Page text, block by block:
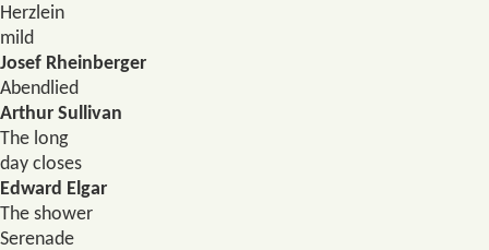
Herzlein
mild
Josef Rheinberger
Abendlied
Arthur Sullivan
The long
day closes
Edward Elgar
The shower
Serenade